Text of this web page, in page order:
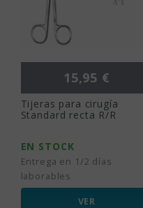
Precio
15,95 €
Tijeras para cirugía
Standard recta R/R
EN STOCK
Entrega en 1/2 días
laborables
VER